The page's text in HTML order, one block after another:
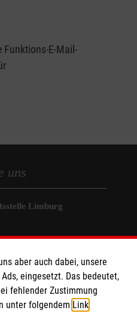
E-Mail-
uns
Limburg
0
aber auch dabei, unsere
eingesetzt. Das bedeutet,
fehlender Zustimmung
unter folgendem Link